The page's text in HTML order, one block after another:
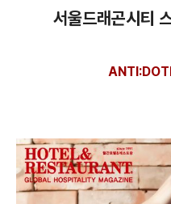
서울드래곤시티